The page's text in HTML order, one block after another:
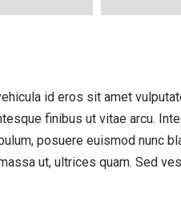
id eros sit amet
finibus ut vitae arcu.
posuere euismod nunc
ut, ultrices quam. Sed